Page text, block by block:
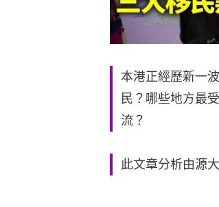
本港正經歷新一
民？哪些地方最
流？
此文章分析由源